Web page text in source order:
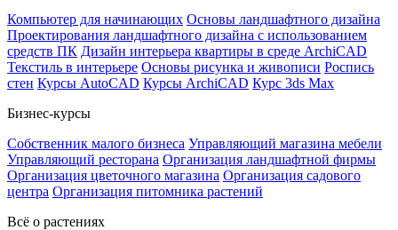
Компьютер для начинающих Основы ландшафтного дизайна
Проектирования ландшафтного дизайна с использованием
средств ПК Дизайн интерьера квартиры в среде ArchiCAD
Текстиль в интерьере Основы рисунка и живописи Роспись
стен Курсы AutoCAD Курсы ArchiCAD Курс 3ds Max
Бизнес-курсы
Собственник малого бизнеса Управляющий магазина мебели
Управляющий ресторана Организация ландшафтной фирмы
Организация цветочного магазина Организация садового
центра Организация питомника растений
Всё о растениях